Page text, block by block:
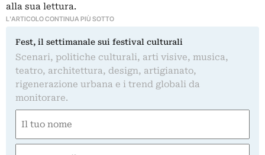
alla sua lettura.
L'ARTICOLO CONTINUA PIÙ SOTTO
Fest, il settimanale sui festival culturali
Scenari, politiche culturali, arti visive, musica,
teatro, architettura, design, artigianato,
rigenerazione urbana e i trend globali da
monitorare.
(Obbligatorio)
Nome